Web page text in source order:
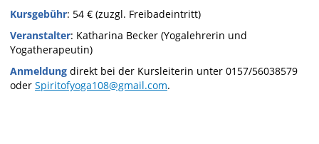
Kursgebühr: 54 € (zuzgl. Freibadeintritt)
Veranstalter: Katharina Becker (Yogalehrerin und
Yogatherapeutin)
Anmeldung direkt bei der Kursleiterin unter 0157/56038579
oder Spiritofyoga108@gmail.com.